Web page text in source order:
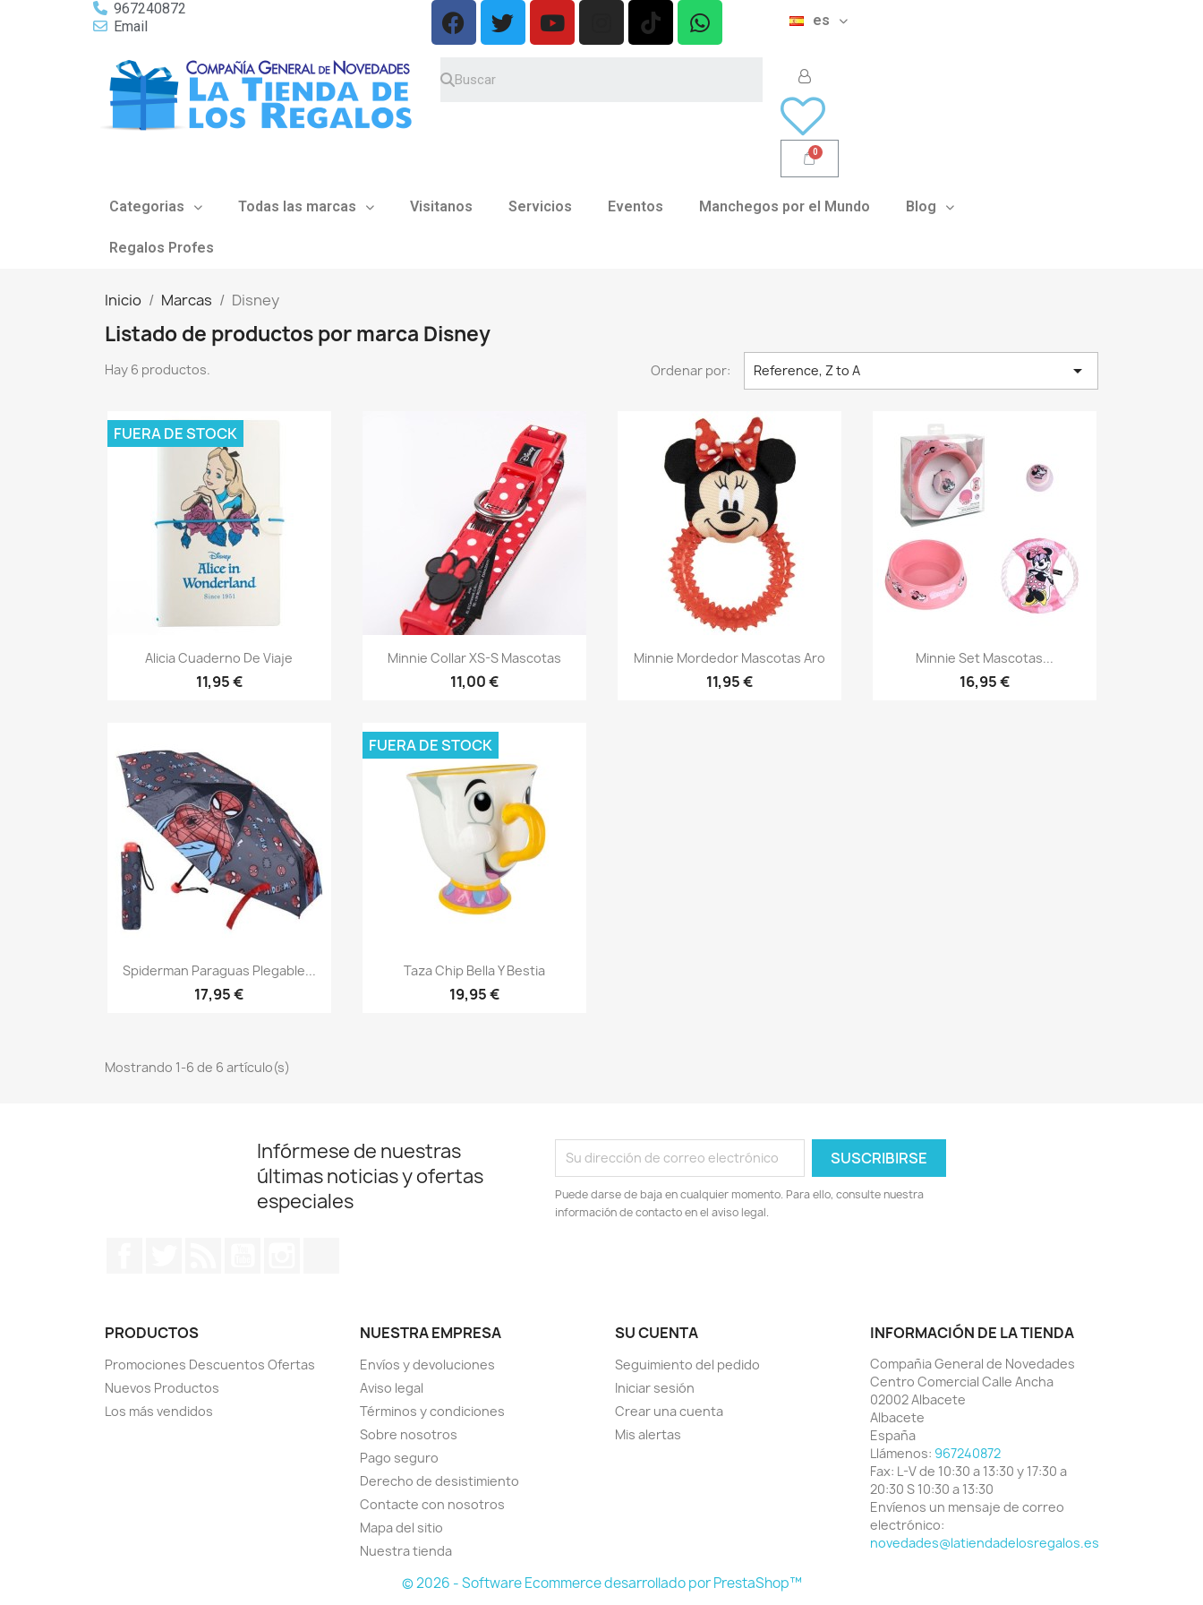
967240872
Email
es
Categorias Todas las marcas Visitanos Servicios Eventos Manchegos por el Mundo Blog
Regalos Profes
Inicio Marcas Disney
Listado de productos por marca Disney
Hay 6 productos. Ordenar por: Reference, Z to A 
Vista rápida
Alicia Cuaderno De Viaje
11,95 €
FUERA DE STOCK
Vista rápida
Minnie Collar XS-S Mascotas
11,00 €
Vista rápida
Minnie Mordedor Mascotas Aro
11,95 €
Vista rápida
Minnie Set Mascotas...
16,95 €
Vista rápida
Spiderman Paraguas Plegable...
17,95 €
Vista rápida
Taza Chip Bella Y Bestia
19,95 €
FUERA DE STOCK
Mostrando 1-6 de 6 artículo(s)
Infórmese de nuestras
últimas noticias y ofertas
especiales
Puede darse de baja en cualquier momento. Para ello, consulte nuestra
información de contacto en el aviso legal.
PRODUCTOS
Promociones Descuentos Ofertas
Nuevos Productos
Los más vendidos
NUESTRA EMPRESA
Envíos y devoluciones
Aviso legal
Términos y condiciones
Sobre nosotros
Pago seguro
Derecho de desistimiento
Contacte con nosotros
Mapa del sitio
Nuestra tienda
SU CUENTA
Seguimiento del pedido
Iniciar sesión
Crear una cuenta
Mis alertas
INFORMACIÓN DE LA TIENDA
Compañia General de Novedades
Centro Comercial Calle Ancha
02002 Albacete
Albacete
España
Llámenos: 967240872
Fax: L-V de 10:30 a 13:30 y 17:30 a
20:30 S 10:30 a 13:30
Envíenos un mensaje de correo
electrónico:
novedades@latiendadelosregalos.es
© 2026 - Software Ecommerce desarrollado por PrestaShop™